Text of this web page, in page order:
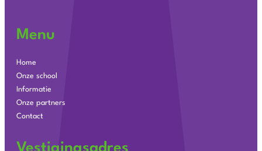
Menu
Home
Onze school
Informatie
Onze partners
Contact